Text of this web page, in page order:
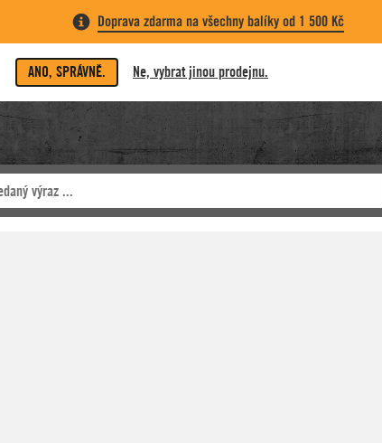
Doprava zdarma na všechny balíky od 1 500 Kč
ANO, SPRÁVNĚ. Ne, vybrat jinou prodejnu.